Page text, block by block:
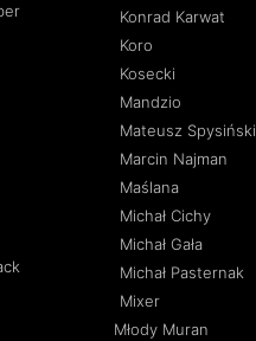
Konrad Karwat
Koro
Kosecki
Mandzio
Mateusz Spysiński
Marcin Najman
Maślana
Michał Cichy
Michał Gała
Michał Pasternak
Mixer
Młody Muran